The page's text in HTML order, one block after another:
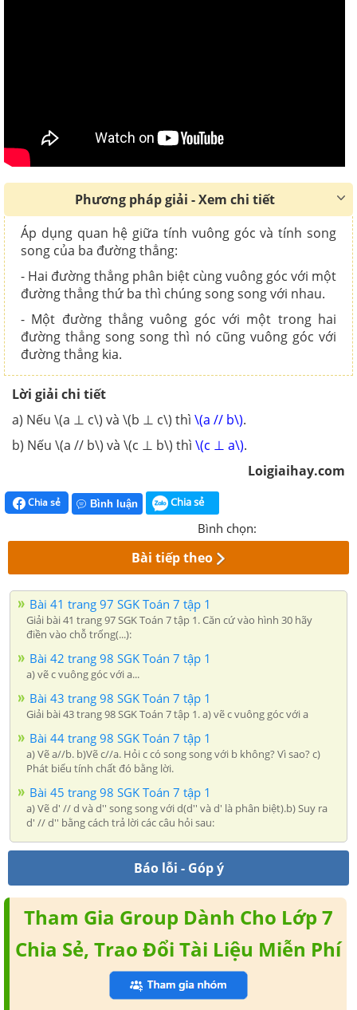
Phương pháp giải - Xem chi tiết
Áp dụng quan hệ giữa tính vuông góc và tính song
song của ba đường thẳng:
- Hai đường thẳng phân biệt cùng vuông góc với một
đường thẳng thứ ba thì chúng song song với nhau.
- Một đường thẳng vuông góc với một trong hai
đường thẳng song song thì nó cũng vuông góc với
đường thẳng kia.
Lời giải chi tiết
a) Nếu \(a ⊥ c\) và \(b ⊥ c\) thì \(a // b\).
b) Nếu \(a // b\) và \(c ⊥ b\) thì \(c ⊥ a\).
Loigiaihay.com
Chia sẻ Bình luận Chia sẻ
Bình chọn:
Bài tiếp theo
Bài 41 trang 97 SGK Toán 7 tập 1
Giải bài 41 trang 97 SGK Toán 7 tập 1. Căn cứ vào hình 30 hãy
điền vào chỗ trống(...):
Bài 42 trang 98 SGK Toán 7 tập 1
a) vẽ c vuông góc với a...
Bài 43 trang 98 SGK Toán 7 tập 1
Giải bài 43 trang 98 SGK Toán 7 tập 1. a) vẽ c vuông góc với a
Bài 44 trang 98 SGK Toán 7 tập 1
a) Vẽ a//b. b)Vẽ c//a. Hỏi c có song song với b không? Vì sao? c)
Phát biểu tính chất đó bằng lời.
Bài 45 trang 98 SGK Toán 7 tập 1
a) Vẽ d' // d và d'' song song với d(d'' và d' là phân biệt).b) Suy ra
d' // d'' bằng cách trả lời các câu hỏi sau:
Báo lỗi - Góp ý
Tham Gia Group Dành Cho Lớp 7
Chia Sẻ, Trao Đổi Tài Liệu Miễn Phí